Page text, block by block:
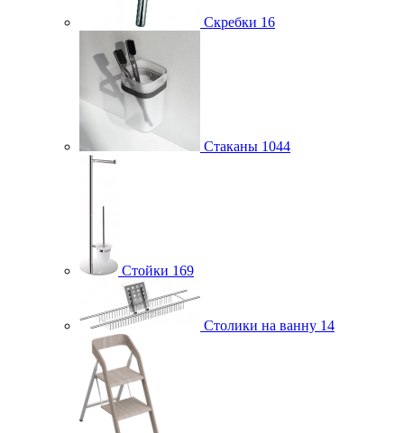
Скребки 16
Стаканы 1044
Стойки 169
Столики на ванну 14